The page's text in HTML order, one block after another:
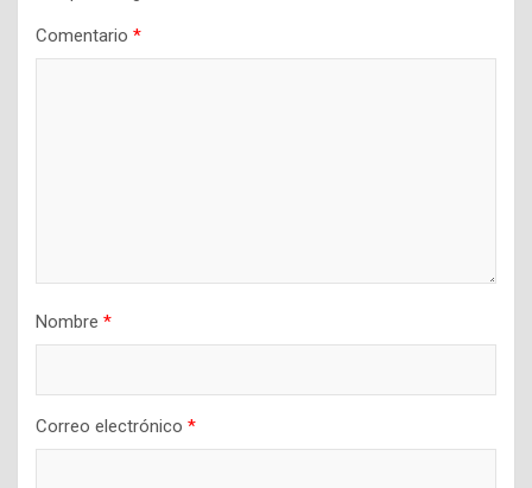
Comentario *
Nombre *
Correo electrónico *